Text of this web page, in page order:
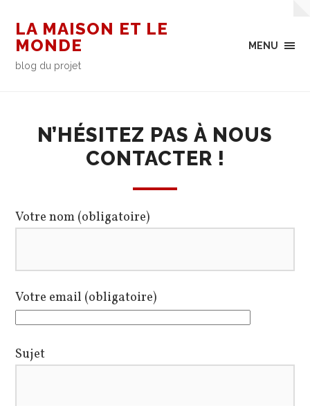
LA MAISON ET LE
MONDE
blog du projet
MENU
N’HÉSITEZ PAS À NOUS
CONTACTER !
Votre nom (obligatoire)
Votre email (obligatoire)
Sujet